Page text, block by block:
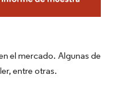
el mercado. Algunas de
entre otras.